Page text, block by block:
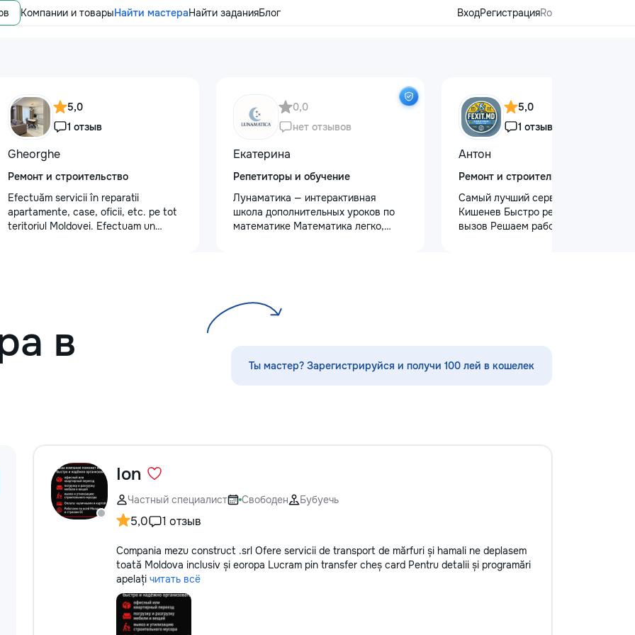
Компании и товарыНайти мастераНайти заданияБлог ВходРегистрацияRo
5,0
1 отзыв
Gheorghe
Ремонт и строительство
Efectuăm servicii în reparatii
apartamente, case, oficii, etc. pe tot
teritoriul Moldovei. Efectuam un
la num.: 069995194
0,0
нет отзывов
Екатерина
Репетиторы и обучение
Лунаматика — интерактивная
школа дополнительных уроков по
математике Математика легко,
Занятия 2 раза в неделю - Онлайн и
персонажем Луной
5,0
1 отзыв
Антон
Ремонт и строительство
Самый лучший сервис в городе
Кишенев Быстро реагируем на
вызов Решаем работы почти любой
спектр услуг, используя
быстрота и точность в установке
протечек, замена смесителей,
сливных механизмов, ремонт
в
Ты мастер? Зарегистрируйся и получи 100 лей в кошелек
Ion
Частный специалист Свободен Бубуечь
5,0 1 отзыв
Compania mezu construct .srl Ofere servicii de transport de mărfuri și hamali ne deplasem
toată Moldova inclusiv și eoropa Lucram pin transfer cheș card Pentru detalii și programări
apelați читать всё